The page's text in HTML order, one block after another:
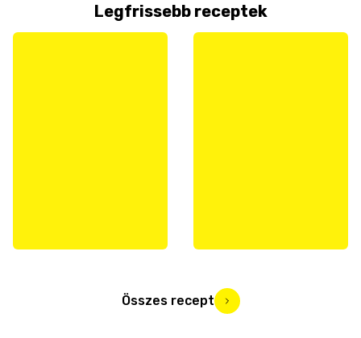
Legfrissebb receptek
Összes recept